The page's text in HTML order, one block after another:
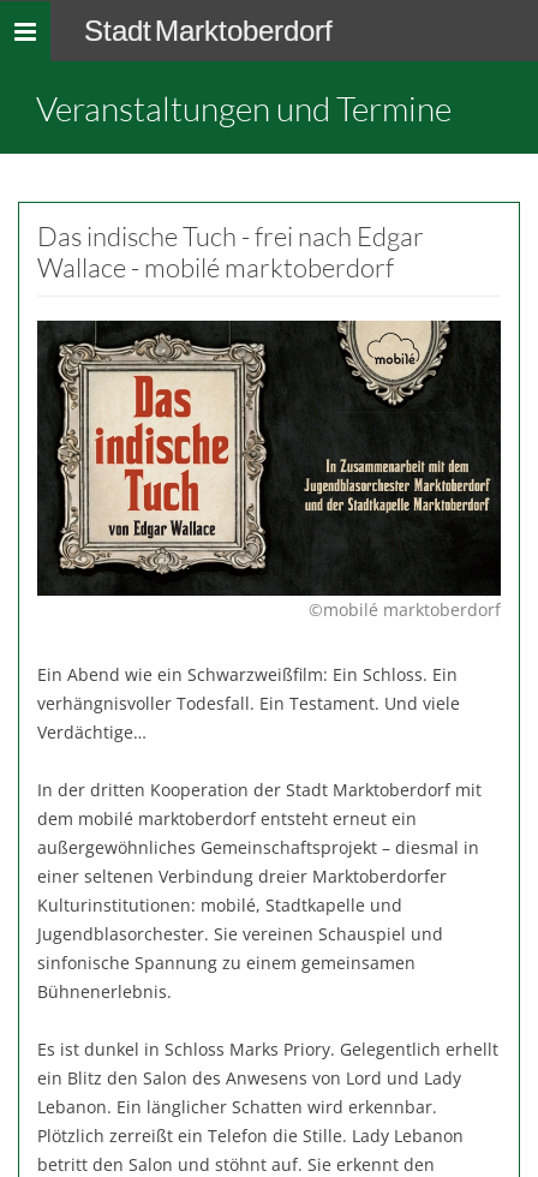
Toggle
navigation
Stadt Marktoberdorf
Veranstaltungen und Termine
Das indische Tuch - frei nach Edgar
Wallace - mobilé marktoberdorf
©mobilé marktoberdorf
Ein Abend wie ein Schwarzweißfilm: Ein Schloss. Ein
verhängnisvoller Todesfall. Ein Testament. Und viele
Verdächtige…
In der dritten Kooperation der Stadt Marktoberdorf mit
dem mobilé marktoberdorf entsteht erneut ein
außergewöhnliches Gemeinschaftsprojekt – diesmal in
einer seltenen Verbindung dreier Marktoberdorfer
Kulturinstitutionen: mobilé, Stadtkapelle und
Jugendblasorchester. Sie vereinen Schauspiel und
sinfonische Spannung zu einem gemeinsamen
Bühnenerlebnis.
Es ist dunkel in Schloss Marks Priory. Gelegentlich erhellt
ein Blitz den Salon des Anwesens von Lord und Lady
Lebanon. Ein länglicher Schatten wird erkennbar.
Plötzlich zerreißt ein Telefon die Stille. Lady Lebanon
betritt den Salon und stöhnt auf. Sie erkennt den